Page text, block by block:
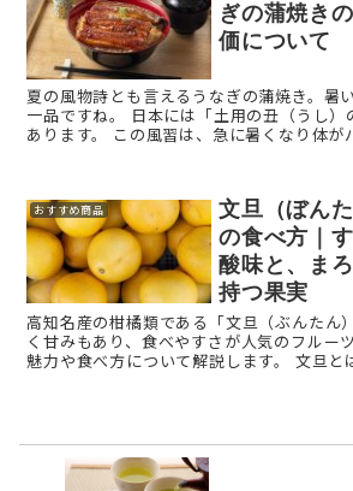
ぎの蒲焼き
価について
夏の風物詩とも言えるうなぎの蒲焼き。暑
一品ですね。 日本には「土用の丑（うし
あります。 この風習は、急に暑くなり体が
おすすめ商品
文旦（ぼん
の食べ方｜
酸味と、ま
持つ果実
高知名産の柑橘類である「文旦（ぶんたん
く甘みもあり、食べやすさが人気のフルー
魅力や食べ方について解説します。 文旦と